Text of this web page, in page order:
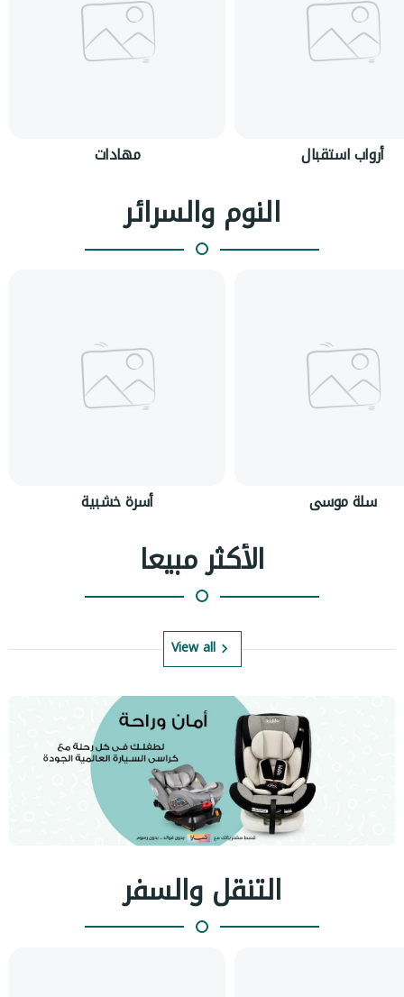
مهادات أرواب استقبال
النوم والسرائر
أسرة خشبية سلة موسى
الأكثر مبيعا
View all
التنقل والسفر